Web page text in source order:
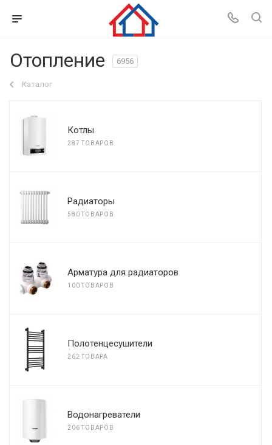
Отопление 6956
Каталог
Котлы
287 ТОВАРОВ
Радиаторы
580 ТОВАРОВ
Арматура для радиаторов
100 ТОВАРОВ
Полотенцесушители
262 ТОВАРА
Водонагреватели
206 ТОВАРОВ